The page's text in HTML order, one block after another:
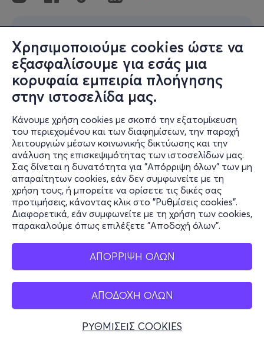
Χρησιμοποιούμε cookies ώστε να
εξασφαλίσουμε για εσάς μια
κορυφαία εμπειρία πλοήγησης
στην ιστοσελίδα μας.
Κάνουμε χρήση cookies με σκοπό την εξατομίκευση
του περιεχομένου και των διαφημίσεων, την παροχή
λειτουργιών μέσων κοινωνικής δικτύωσης και την
ανάλυση της επισκεψιμότητας των ιστοσελίδων μας.
Σας δίνεται η δυνατότητα για "Απόρριψη όλων" των μη
απαραίτητων cookies, εάν δεν συμφωνείτε με τη
χρήση τους, ή μπορείτε να ορίσετε τις δικές σας
προτιμήσεις, κάνοντας κλικ στο "Ρυθμίσεις cookies".
Διαφορετικά, εάν συμφωνείτε με τη χρήση των cookies,
παρακαλούμε όπως επιλέξετε "Αποδοχή όλων".
ΑΠΟΡΡΙΨΗ ΟΛΩΝ
ΑΠΟΔΟΧΗ ΟΛΩΝ
ΡΥΘΜΙΣΕΙΣ COOKIES